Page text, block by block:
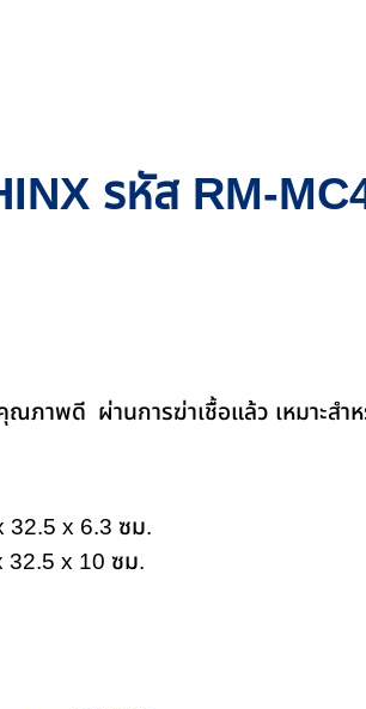
รหัส RM-
ภาพดี ผ่านการฆ่าเชื้อแล้ว เหมาะสำ
32.5 x 6.3 ซม.
32.5 x 10 ซม.